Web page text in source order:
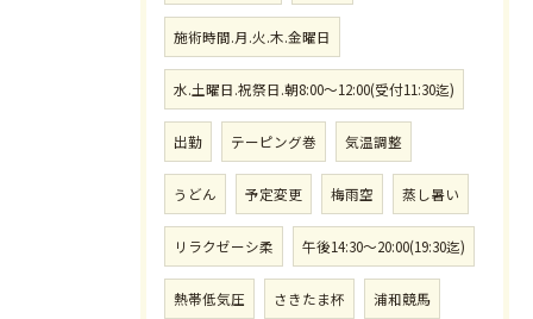
施術時間.月.火.木.金曜日
水.土曜日.祝祭日.朝8:00〜12:00(受付11:30迄)
出勤 テーピング巻 気温調整
うどん 予定変更 梅雨空 蒸し暑い
リラクゼーシ柔 午後14:30〜20:00(19:30迄)
熱帯低気圧 さきたま杯 浦和競馬